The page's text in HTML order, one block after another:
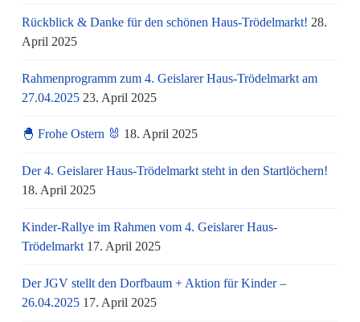
Rückblick & Danke für den schönen Haus-Trödelmarkt! 28.
April 2025
Rahmenprogramm zum 4. Geislarer Haus-Trödelmarkt am
27.04.2025 23. April 2025
🐣 Frohe Ostern 🐰 18. April 2025
Der 4. Geislarer Haus-Trödelmarkt steht in den Startlöchern!
18. April 2025
Kinder-Rallye im Rahmen vom 4. Geislarer Haus-
Trödelmarkt 17. April 2025
Der JGV stellt den Dorfbaum + Aktion für Kinder –
26.04.2025 17. April 2025